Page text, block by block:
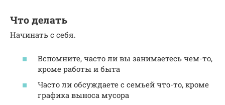
Что делать
Начинать с себя.
Вспомните, часто ли вы занимаетесь чем-то,
кроме работы и быта
Часто ли обсуждаете с семьей что-то, кроме
графика выноса мусора